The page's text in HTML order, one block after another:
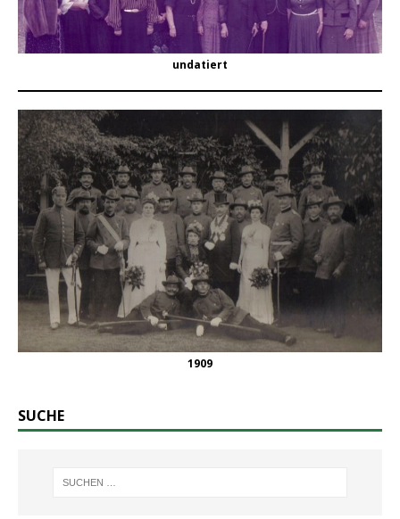
undatiert
1909
SUCHE